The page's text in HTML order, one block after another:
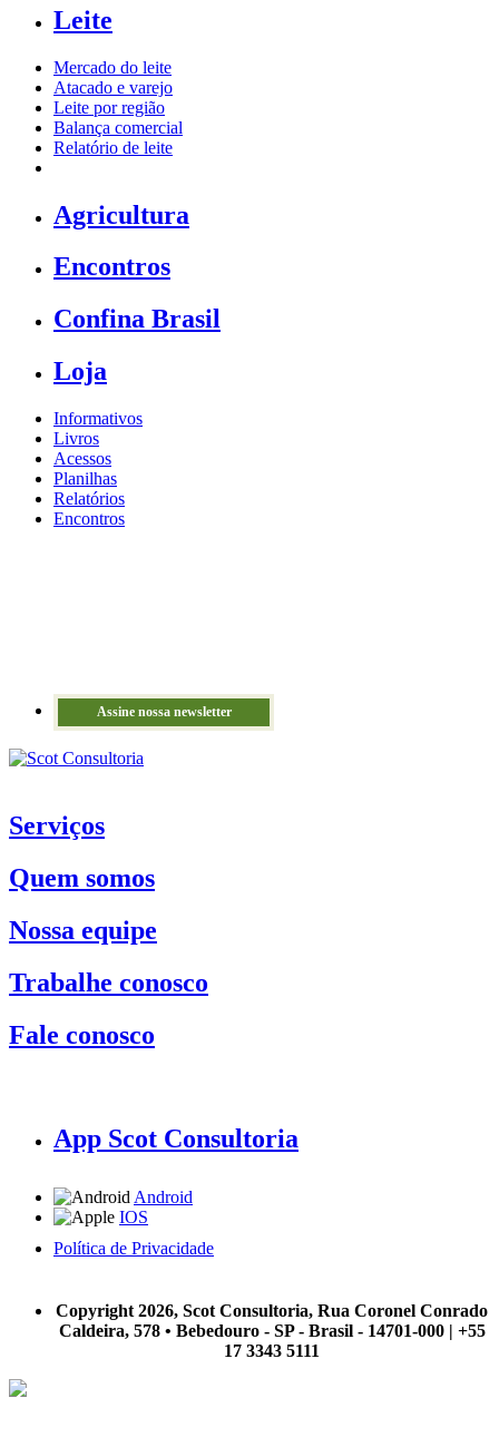
Leite
Mercado do leite
Atacado e varejo
Leite por região
Balança comercial
Relatório de leite
Agricultura
Encontros
Confina Brasil
Loja
Informativos
Livros
Acessos
Planilhas
Relatórios
Encontros
Assine nossa newsletter
Serviços
Quem somos
Nossa equipe
Trabalhe conosco
Fale conosco
App Scot Consultoria
Android
IOS
Política de Privacidade
Copyright 2026, Scot Consultoria, Rua Coronel Conrado
Caldeira, 578 • Bebedouro - SP - Brasil - 14701-000 | +55
17 3343 5111